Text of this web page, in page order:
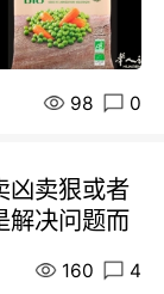
98 0
凶卖狠或者
解决问题而
160 4